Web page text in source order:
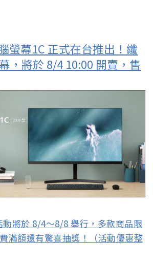
螢幕1C 正式在台推出！纖
，將於 8/4 10:00 開賣，售
將於 8/4～8/8 舉行，多款商品限
滿額還有驚喜抽獎！（活動優惠整